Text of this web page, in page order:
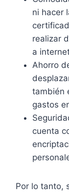
ni hacer
realizar
a
Ahorro
también
gastos
cuenta
Por lo tanto,